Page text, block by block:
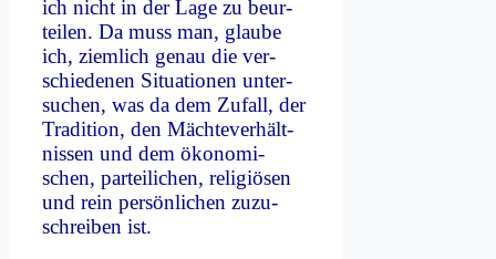
ich nicht in der La­ge zu be­ur­
tei­len. Da muss man, glau­be
ich, ziem­lich ge­nau die ver­
schie­de­nen Si­tua­tio­nen un­ter­
su­chen, was da dem Zu­fall, der
Tra­di­ti­on, den Mäch­te­ver­hält­
nis­sen und dem öko­no­mi­
schen, par­tei­li­chen, re­li­giö­sen
und rein per­sön­li­chen zu­zu­
schrei­ben ist.